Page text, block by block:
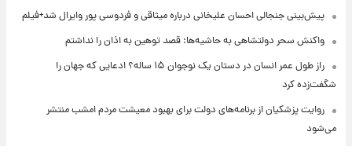
پیش‌بینی جنجالی احسان علیخانی درباره میثاقی و فردوسی پور وایرال شد+فیلم
واکنش سحر دولتشاهی به حاشیه‌ها: قصد توهین به اذان را نداشتم
راز طول عمر انسان در دستان یک نوجوان ۱۵ ساله؟ ادعایی که جهان را
شگفت‌زده کرد
روایت پزشکیان از برنامه‌های دولت برای بهبود معیشت مردم امشب منتشر
می‌شود